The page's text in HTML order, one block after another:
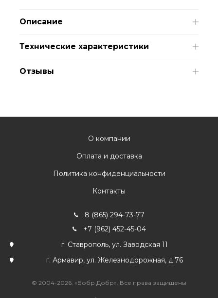
Описание
Технические характеристики
Отзывы
О компании
Оплата и доставка
Политика конфиденциальности
Контакты
8 (865) 294-73-77
+7 (962) 452-45-04
г. Ставрополь, ул. Заводская 11
г. Армавир, ул. Железнодорожная, д.76
© 2004-2026. «Бобр Добр». Все права защищены